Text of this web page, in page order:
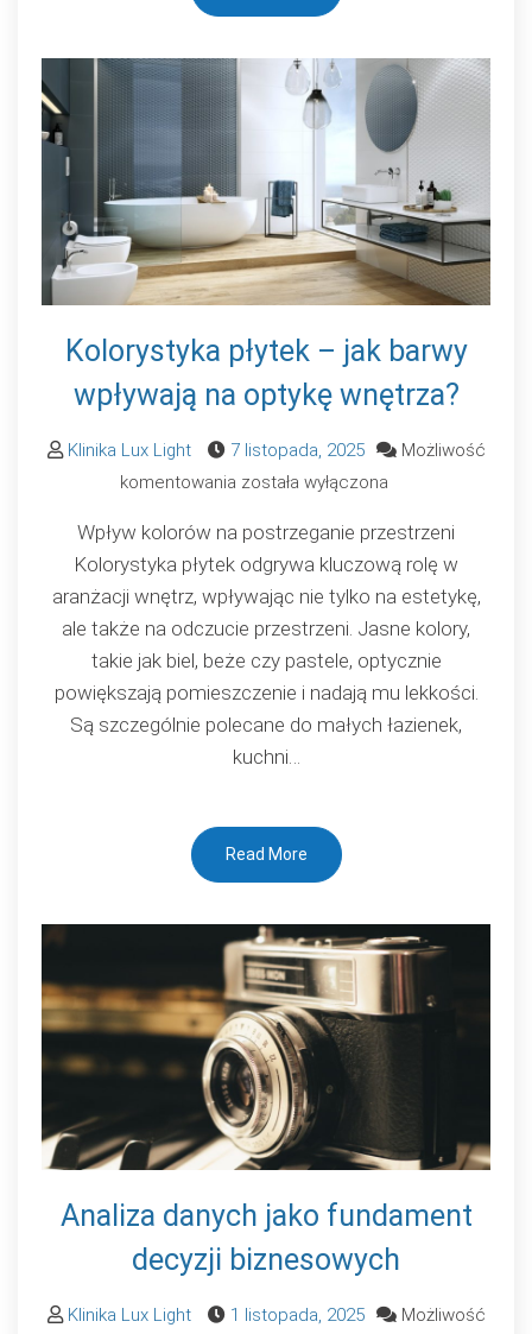
Kolorystyka płytek – jak barwy
wpływają na optykę wnętrza?
Klinika Lux Light 7 listopada, 2025
Możliwość
komentowania Kolorystyka
–
jak
barwy
wpływają
na
optykę
wnętrza?
została wyłączona
Wpływ kolorów na postrzeganie przestrzeni
Kolorystyka płytek odgrywa kluczową rolę w
aranżacji wnętrz, wpływając nie tylko na estetykę,
ale także na odczucie przestrzeni. Jasne kolory,
takie jak biel, beże czy pastele, optycznie
powiększają pomieszczenie i nadają mu lekkości.
Są szczególnie polecane do małych łazienek,
kuchni…
Read More
Analiza danych jako fundament
decyzji biznesowych
Klinika Lux Light 1 listopada, 2025 Możliwość